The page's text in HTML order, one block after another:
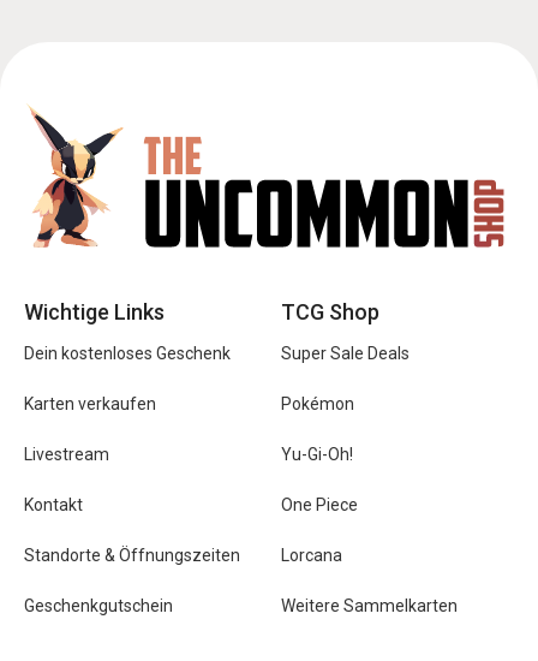
Wichtige Links
Dein kostenloses Geschenk
Karten verkaufen
Livestream
Kontakt
Standorte & Öffnungszeiten
Geschenkgutschein
TCG Shop
Super Sale Deals
Pokémon
Yu-Gi-Oh!
One Piece
Lorcana
Weitere Sammelkarten